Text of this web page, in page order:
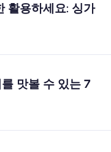
활용하세요: 싱가
맛볼 수 있는 7